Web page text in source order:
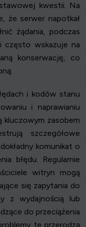
kwestii. Na
że serwer napotkał
żądania, podczas
często wskazuje na
konserwację, co
i kodów stanu
i naprawianiu
kluczowym zasobem
szczegółowe
komunikat o
błędu. Regularnie
witryn mogą
się zapytania do
z wydajnością lub
do przeciążenia
te przerodzą